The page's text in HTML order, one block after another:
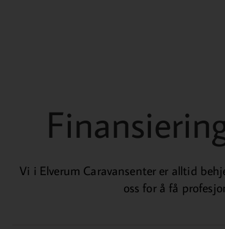
Vi i Elverum Caravansenter er alltid
oss for å få